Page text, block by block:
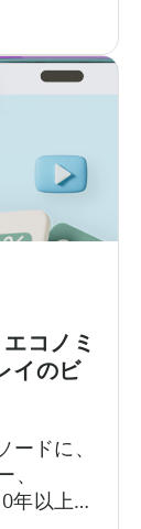
ーに
ィブの
ますま
。か
グと入
遂げて
コノミ
イのビ
ドに、
年以上に